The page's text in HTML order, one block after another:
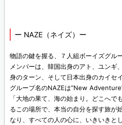
ー NAZE（ネイズ）ー
物語の鍵を握る、７人組ボーイズグルー
メンバーは、韓国出身のアト、ユンギ
身のターン、そして日本出身のカイセ
グループ名のNAZEは”New
「大地の果て、海の始まり。どこへで
るこの場所で、本当の自分を探す旅が
なり、すべての人の心に、いきいきと